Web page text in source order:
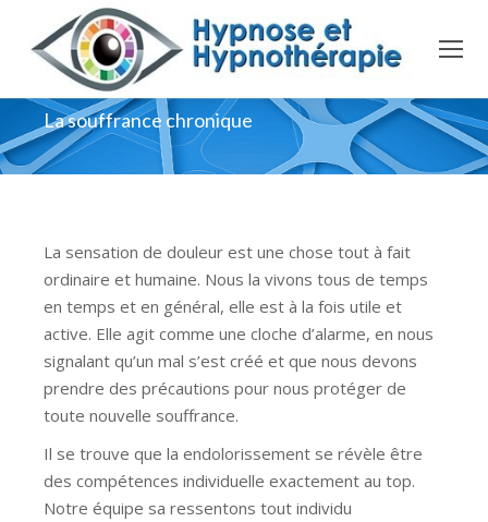
La souffrance chronique
La sensation de douleur est une chose tout à fait
ordinaire et humaine. Nous la vivons tous de temps
en temps et en général, elle est à la fois utile et
active. Elle agit comme une cloche d’alarme, en nous
signalant qu’un mal s’est créé et que nous devons
prendre des précautions pour nous protéger de
toute nouvelle souffrance.
Il se trouve que la endolorissement se révèle être
des compétences individuelle exactement au top.
Notre équipe sa ressentons tout individu